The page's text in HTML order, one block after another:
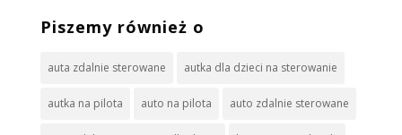
Piszemy również o
auta zdalnie sterowane autka dla dzieci na sterowanie
autka na pilota auto na pilota auto zdalnie sterowane